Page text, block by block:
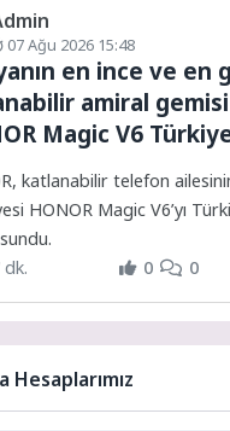
07 Ağu 2026 15:48
en ince ve en
amiral gemisi
Magic V6
katlanabilir telefon
HONOR Magic V6’yı
dk. 0 0
Hesaplarımız